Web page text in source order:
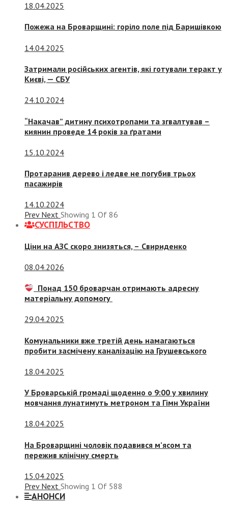
18.04.2025
Пожежа на Броварщині: горіло поле під Баришівкою
14.04.2025
Затримали російських агентів, які готували теракт у
Києві, — СБУ
24.10.2024
“Накачав” дитину психотропами та згвалтував –
киянин проведе 14 років за ґратами
15.10.2024
Протаранив дерево і ледве не погубив трьох
пасажирів
14.10.2024
Prev Next Showing 1 Of 86
СУСПIЛЬСТВО
Ціни на АЗС скоро знизяться, – Свириденко
08.04.2026
Понад 150 броварчан отримають адресну
матеріальну допомогу
29.04.2025
Комунальники вже третій день намагаються
пробити засмічену каналізацію на Грушевського
18.04.2025
У Броварській громаді щоденно о 9:00 у хвилину
мовчання лунатимуть метроном та Гімн України
18.04.2025
На Броварщині чоловік подавився м’ясом та
пережив клінічну смерть
15.04.2025
Prev Next Showing 1 Of 588
АНОНСИ